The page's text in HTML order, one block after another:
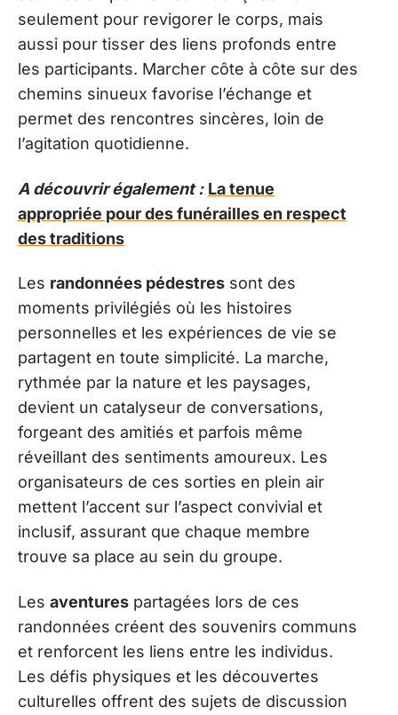
seulement pour revigorer le corps, mais
aussi pour tisser des liens profonds entre
les participants. Marcher côte à côte sur des
chemins sinueux favorise l’échange et
permet des rencontres sincères, loin de
l’agitation quotidienne.
A découvrir également : La tenue
appropriée pour des funérailles en respect
des traditions
Les randonnées pédestres sont des
moments privilégiés où les histoires
personnelles et les expériences de vie se
partagent en toute simplicité. La marche,
rythmée par la nature et les paysages,
devient un catalyseur de conversations,
forgeant des amitiés et parfois même
réveillant des sentiments amoureux. Les
organisateurs de ces sorties en plein air
mettent l’accent sur l’aspect convivial et
inclusif, assurant que chaque membre
trouve sa place au sein du groupe.
Les aventures partagées lors de ces
randonnées créent des souvenirs communs
et renforcent les liens entre les individus.
Les défis physiques et les découvertes
culturelles offrent des sujets de discussion